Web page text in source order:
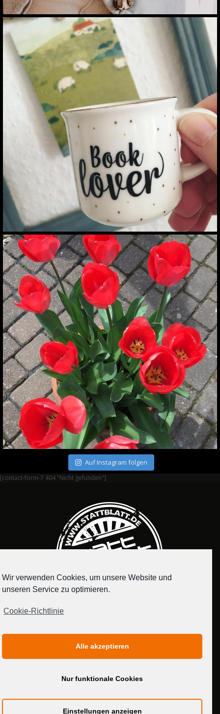
Auf Instagram folgen
[contact-form-7 404 "Nicht gefunden"]
MEDIADATEN
Wir verwenden Cookies, um unsere Website und
unseren Service zu optimieren.
Cookie-Richtlinie
Alle akzeptieren
Nur funktionale Cookies
Einstellungen anzeigen